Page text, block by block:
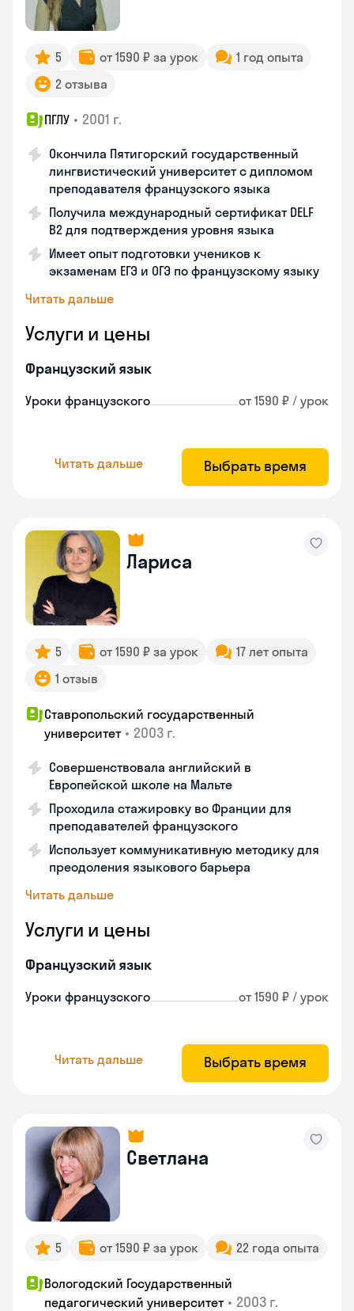
5 от 1590 ₽ за урок
1 год опыта
2 отзыва
ПГЛУ • 2001 г.
Окончила Пятигорский государственный
лингвистический университет с дипломом
преподавателя французского языка
Получила международный сертификат DELF
B2 для подтверждения уровня языка
Имеет опыт подготовки учеников к
экзаменам ЕГЭ и ОГЭ по французскому языку
Читать дальше
Услуги и цены
Французский язык
Уроки французского от 1590 ₽ / урок
Читать дальше Выбрать время
Лариса
5 от 1590 ₽ за урок
17 лет опыта
1 отзыв
Ставропольский государственный
университет • 2003 г.
Совершенствовала английский в
Европейской школе на Мальте
Проходила стажировку во Франции для
преподавателей французского
Использует коммуникативную методику для
преодоления языкового барьера
Читать дальше
Услуги и цены
Французский язык
Уроки французского от 1590 ₽ / урок
Читать дальше Выбрать время
Светлана
5 от 1590 ₽ за урок 22 года опыта
Вологодский Государственный
педагогический университет • 2003 г.